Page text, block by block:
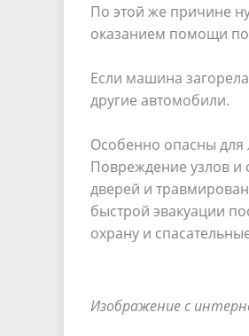
По этой же причине
оказанием помощи
Если машина
другие автомобили.
Особенно опасны для
Повреждение узлов и
дверей и
быстрой эвакуации
охрану и
Изображение с